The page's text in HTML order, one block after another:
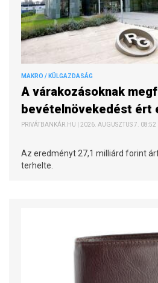
MAKRO / KÜLGAZDASÁG
A várakozásoknak
bevételnövekedést ért
PRIVÁTBANKÁR.HU | 2026. AUGUSZTUS 7. 08:52
Az eredményt 27,1 milliárd forint
terhelte.